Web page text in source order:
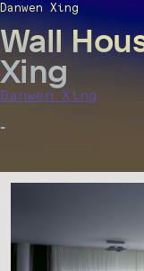
Wall
Xing
Danwen Xing
-
Danwen Xing